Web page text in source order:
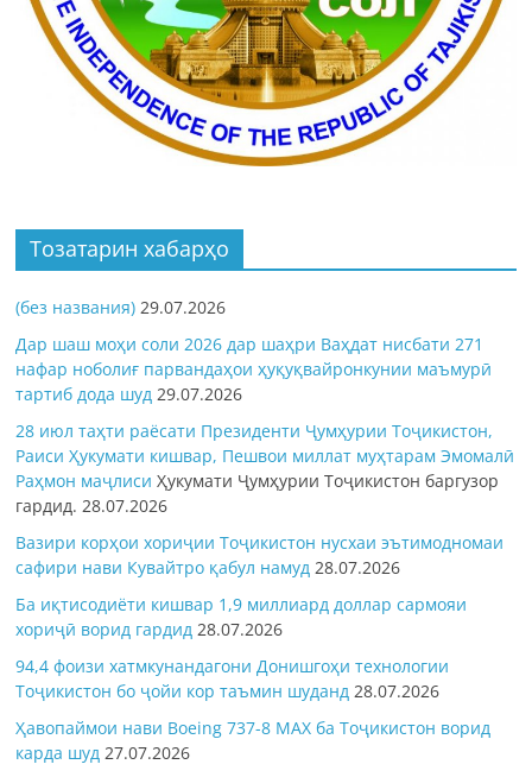
Тозатарин хабарҳо
(без названия) 29.07.2026
Дар шаш моҳи соли 2026 дар шаҳри Ваҳдат нисбати 271
нафар ноболиғ парвандаҳои ҳуқуқвайронкунии маъмурӣ
тартиб дода шуд 29.07.2026
28 июл таҳти раёсати Президенти Ҷумҳурии Тоҷикистон,
Раиси Ҳукумати кишвар, Пешвои миллат муҳтарам Эмомалӣ
Раҳмон маҷлисиҲукумати Ҷумҳурии Тоҷикистон баргузор
гардид.28.07.2026
Вазири корҳои хориҷии Тоҷикистон нусхаи эътимодномаи
сафири нави Кувайтро қабул намуд 28.07.2026
Ба иқтисодиёти кишвар 1,9 миллиард доллар сармояи
хориҷӣ ворид гардид 28.07.2026
94,4 фоизи хатмкунандагони Донишгоҳи технологии
Тоҷикистон бо ҷойи кор таъмин шуданд 28.07.2026
Ҳавопаймои нави Boeing 737-8 MAX ба Тоҷикистон ворид
карда шуд 27.07.2026